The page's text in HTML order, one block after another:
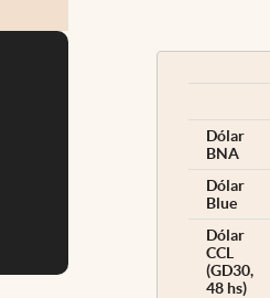
Dólar
BNA
Dólar
Blue
Dólar
CCL
(GD30,
48 hs)